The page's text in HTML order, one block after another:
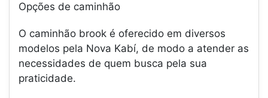
Opções de caminhão
O caminhão brook é oferecido em diversos
modelos pela Nova Kabí, de modo a atender as
necessidades de quem busca pela sua
praticidade.